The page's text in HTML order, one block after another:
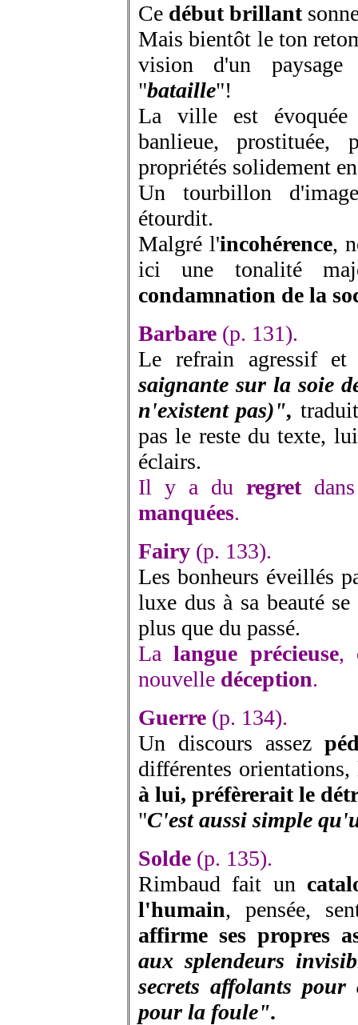
Ce début brillant
Mais bientôt le ton
vision d'un paysage
"bataille"!
La ville est évoquée
banlieue, prostituée,
propriétés solidement
Un tourbillon
étourdit.
Malgré l'incohérence,
ici une tonalité
condamnation de la
Barbare (p. 131).
Le refrain agressif et
saignante sur la soie
n'existent pas)",
pas le reste du texte,
éclairs.
Il y a du regretdans
manquées.
Fairy (p. 133).
Les bonheurs éveillés
luxe dus à sa beauté
plus que du passé.
Lalangue précieuse,
nouvelle déception.
Guerre (p. 134).
Un discours assez
différentes
à lui, préfèrerait le
"C'est aussi simple
Solde (p. 135).
Rimbaud fait un
l'humain, pensée,
affirme ses propres
aux splendeurs
secrets affolants
pour la foule".